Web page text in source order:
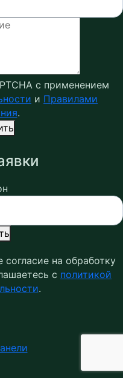
с применением
и Правилами
.
на обработку
c политикой
.